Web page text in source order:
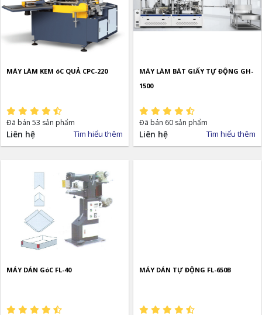
MÁY LÀM KEM óC QUẢ CPC-220
Đã bán 53 sản phẩm
Liên hệ Tìm hiểu thêm
MÁY LÀM BÁT GIẤY TỰ ĐỘNG GH-
1500
Đã bán 60 sản phẩm
Liên hệ Tìm hiểu thêm
MÁY DÁN GóC FL-40 MÁY DÁN TỰ ĐỘNG FL-650B